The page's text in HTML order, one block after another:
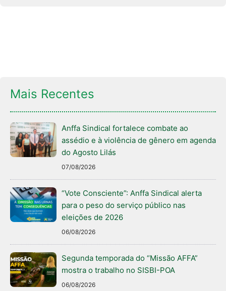
Mais Recentes
Anffa Sindical fortalece combate ao
assédio e à violência de gênero em agenda
do Agosto Lilás
07/08/2026
“Vote Consciente”: Anffa Sindical alerta
para o peso do serviço público nas
eleições de 2026
06/08/2026
Segunda temporada do “Missão AFFA”
mostra o trabalho no SISBI-POA
06/08/2026